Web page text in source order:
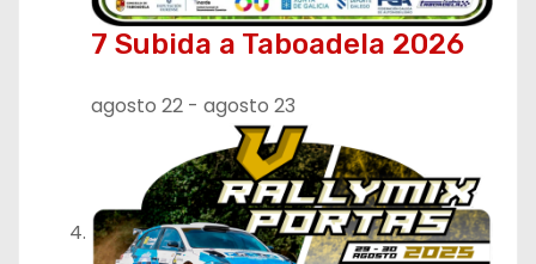
7 Subida a Taboadela 2026
agosto 22 - agosto 23